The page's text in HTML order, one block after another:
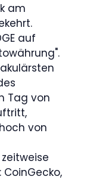
am
auf
Tag von
von
CoinGecko,